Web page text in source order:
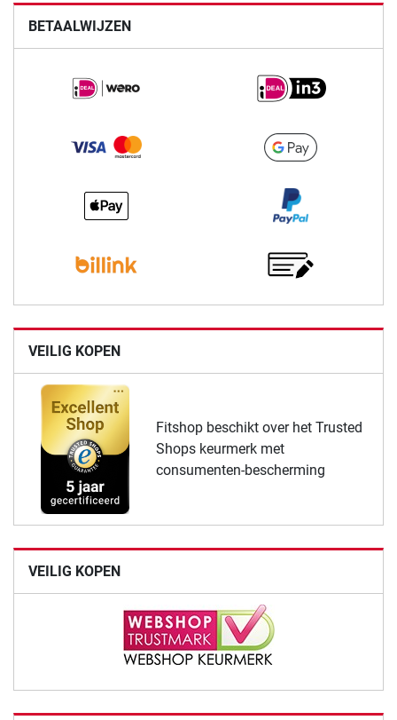
BETAALWIJZEN
VEILIG KOPEN
Fitshop beschikt over het Trusted
Shops keurmerk met
consumenten-bescherming
VEILIG KOPEN